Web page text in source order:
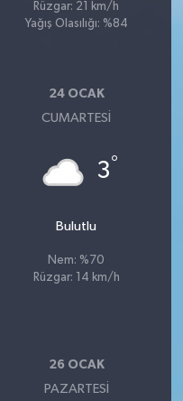
Rüzgar: 21 km/h
Yağış Olasılığı: %84
24 OCAK
CUMARTESI
3°
Bulutlu
Nem: %70
Rüzgar: 14 km/h
26 OCAK
PAZARTESI